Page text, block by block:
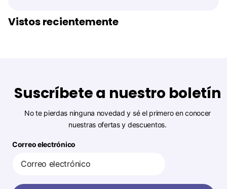
Vistos recientemente
Suscríbete a nuestro boletín
No te pierdas ninguna novedad y sé el primero en conocer
nuestras ofertas y descuentos.
Correo electrónico